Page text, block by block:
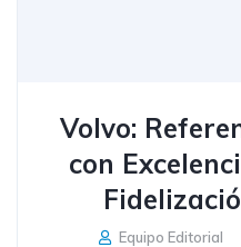
Volvo:
con
Equipo Editorial